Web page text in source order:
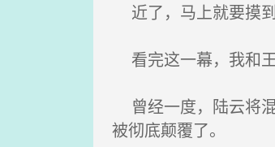
近了，马上就要摸
看完这一幕，我和
曾经一度，陆云将
被彻底颠覆了。